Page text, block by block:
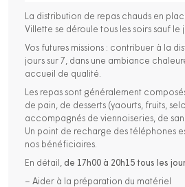
La distribution de repas chauds en
Villette se déroule tous les soirs sauf le
Vos futures missions : contribuer à la
jours sur 7, dans une ambiance
accueil de qualité.
Les repas sont généralement
de pain, de desserts (yaourts, fruits,
accompagnés de viennoiseries, de
Un point de recharge des téléphones
nos bénéficiaires.
En détail, de 17h00 à 20h15 tous les
– Aider à la préparation du matériel